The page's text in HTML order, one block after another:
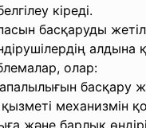
кіреді.
басқаруды
алдына
олар:
басқару
механизмін
және барлық